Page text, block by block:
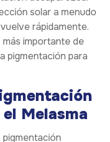
solar a menudo
rápidamente.
importante de
pigmentación para
Melasma